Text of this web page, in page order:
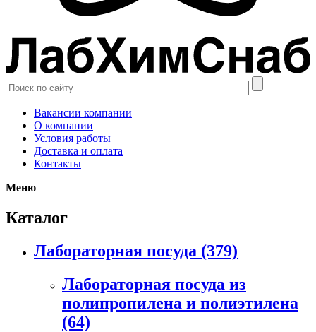
Вакансии компании
О компании
Условия работы
Доставка и оплата
Контакты
Меню
Каталог
Лабораторная посуда (379)
Лабораторная посуда из
полипропилена и полиэтилена
(64)